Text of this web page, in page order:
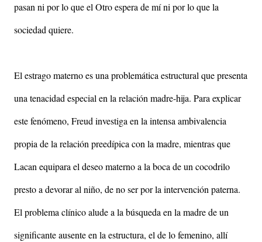
pasan ni por lo que el Otro espera de mí ni por lo que la
sociedad quiere.
El estrago materno es una problemática estructural que presenta
una tenacidad especial en la relación madre-hija. Para explicar
este fenómeno, Freud investiga en la intensa ambivalencia
propia de la relación preedípica con la madre, mientras que
Lacan equipara el deseo materno a la boca de un cocodrilo
presto a devorar al niño, de no ser por la intervención paterna.
El problema clínico alude a la búsqueda en la madre de un
significante ausente en la estructura, el de lo femenino, allí